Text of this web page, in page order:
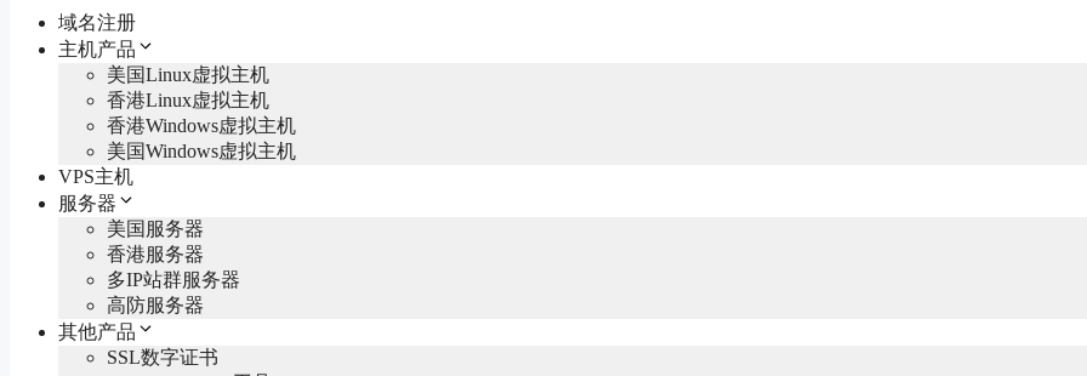
域名注册
主机产品
美国Linux虚拟主机
香港Linux虚拟主机
香港Windows虚拟主机
美国Windows虚拟主机
VPS主机
服务器
美国服务器
香港服务器
多IP站群服务器
高防服务器
其他产品
SSL数字证书